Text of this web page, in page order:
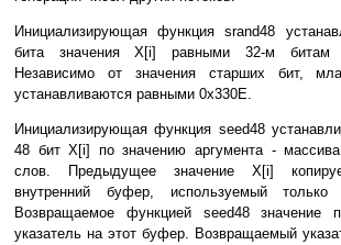
Инициализирующая функция srand48
бита значения X[i] равными 32-м битам
Независимо от значения старших бит,
устанавливаются равными 0x330E.
Инициализирующая функция seed48
48 бит X[i] по значению аргумента -
слов. Предыдущее значение X[i]
внутренний буфер, используемый только
Возвращаемое функцией seed48 значение
указатель на этот буфер. Возвращаемый